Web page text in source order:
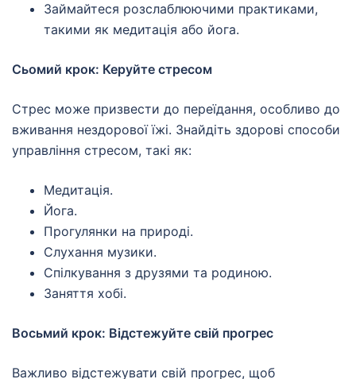
Займайтеся розслаблюючими практиками,
такими як медитація або йога.
Сьомий крок: Керуйте стресом
Стрес може призвести до переїдання, особливо до
вживання нездорової їжі. Знайдіть здорові способи
управління стресом, такі як:
Медитація.
Йога.
Прогулянки на природі.
Слухання музики.
Спілкування з друзями та родиною.
Заняття хобі.
Восьмий крок: Відстежуйте свій прогрес
Важливо відстежувати свій прогрес, щоб